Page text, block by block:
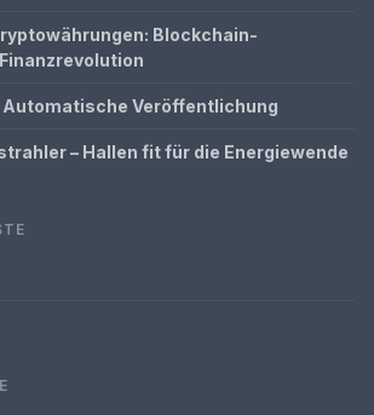
Blockchain-
Automatische Veröffentlichung
– Hallen fit für die Energiewende